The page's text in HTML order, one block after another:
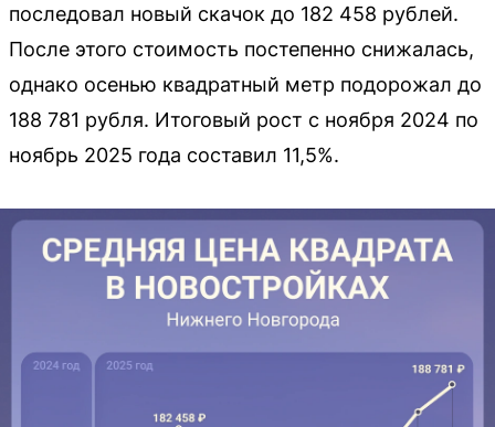
последовал новый скачок до 182 458 рублей.
После этого стоимость постепенно снижалась,
однако осенью квадратный метр подорожал до
188 781 рубля. Итоговый рост с ноября 2024 по
ноябрь 2025 года составил 11,5%.